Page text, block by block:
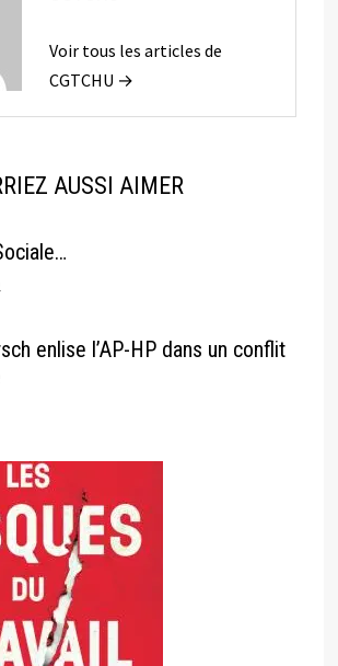
Voir tous les articles de
CGTCHU →
AUSSI AIMER
enlise l’AP-HP dans un conflit